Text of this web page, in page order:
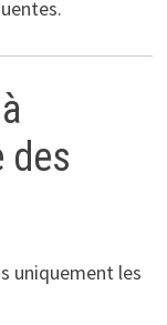
des
uniquement les